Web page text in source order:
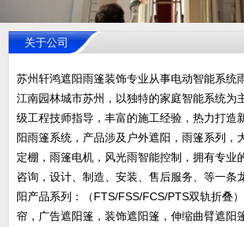
关于公司
苏州轩鸿遮阳雨篷装饰专业从事电动智能系统
江南园林城市苏州，以独特的家庭智能系统为
级工程技师指导，丰富的施工经验，热力打造
阳雨篷系统，产品涉及户外遮阳，雨篷系列，
定棚，雨篷电机，风光雨智能控制，拥有专业
咨询，设计、制造、安装、售后服务、等一条
阳产品系列：（FTS/FSS/FCS/PTS双轨折叠
帘，广告遮阳篷，装饰遮阳篷，伸缩曲臂遮阳